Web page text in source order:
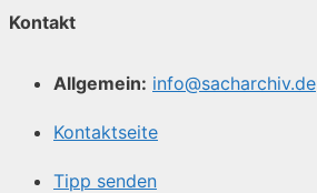
Kontakt
Allgemein: info@sacharchiv.de
Kontaktseite
Tipp senden